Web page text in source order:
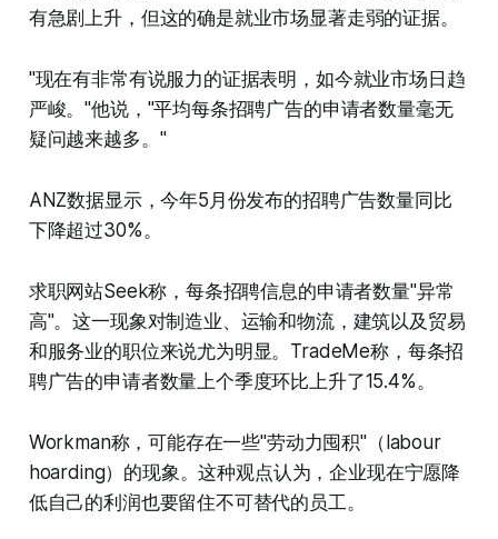
有急剧上升，但这的确是就业市场显著走弱的证据。
"现在有非常有说服力的证据表明，如今就业市场日趋
严峻。"他说，"平均每条招聘广告的申请者数量毫无
疑问越来越多。"
ANZ数据显示，今年5月份发布的招聘广告数量同比
下降超过30%。
求职网站Seek称，每条招聘信息的申请者数量"异常
高"。这一现象对制造业、运输和物流，建筑以及贸易
和服务业的职位来说尤为明显。TradeMe称，每条招
聘广告的申请者数量上个季度环比上升了15.4%。
Workman称，可能存在一些"劳动力囤积"（labour
hoarding）的现象。这种观点认为，企业现在宁愿降
低自己的利润也要留住不可替代的员工。